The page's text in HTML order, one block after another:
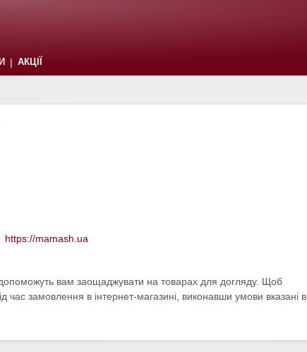
| АКЦІЇ
https://mamash.ua
вам заощаджувати на товарах для догляду. Щоб
час замовлення в інтернет-магазині, виконавши умови вказані в